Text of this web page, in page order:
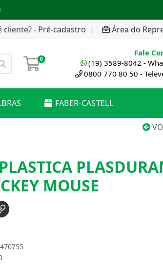
cliente? - Pré-cadastro | Área do
0
Fale
(19) 3589-8042 -
0800 770 80 50 -
FABER-CASTELL
MOUSE